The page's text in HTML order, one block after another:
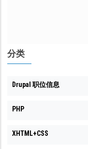
分类
Drupal 职位信息
PHP
XHTML+CSS